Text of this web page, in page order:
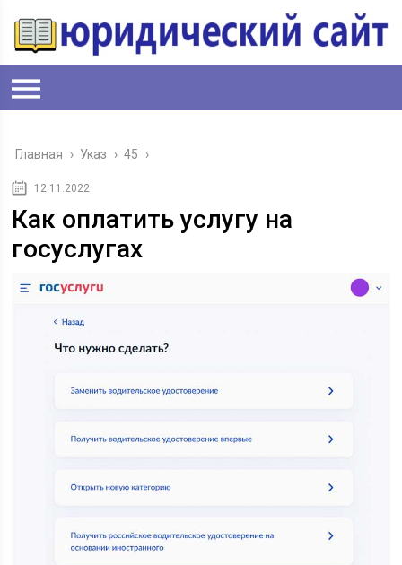
Главная › Указ › 45 ›
12.11.2022
Как оплатить услугу на
госуслугах